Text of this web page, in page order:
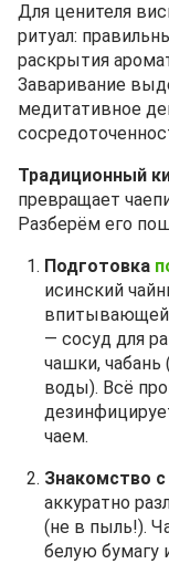
Для ценителя
ритуал:
раскрытия
Заваривание
медитативное
Традиционный
превращает
Разберём его
Подготовка
исинский
впитывающей
— сосуд для
чашки, чабань
воды). Всё
чаем.
Знакомство
аккуратно
(не в пыль!).
белую бумагу